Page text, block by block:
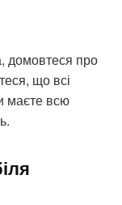
домовтеся про
що всі
маєте всю